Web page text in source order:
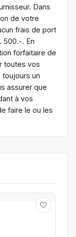
Dans
de votre
frais de port
500.-. En
forfaitaire de
toutes vos
un
assurer que
à vos
faire le ou les